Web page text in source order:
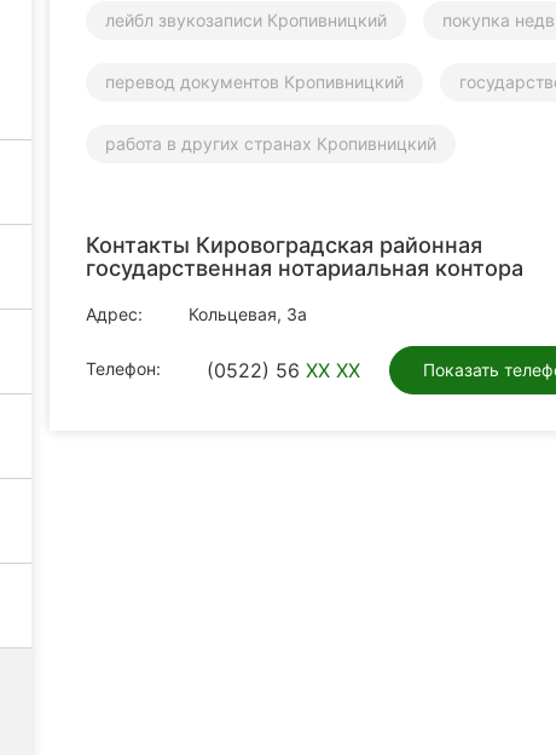
лейбл звукозаписи Кропивницкий покупка
перевод документов Кропивницкий
работа в других странах Кропивницкий
Контакты Кировоградская районная
государственная нотариальная контора
Адрес: Кольцевая, 3а
Телефон: (0522) 56 XX XX Показать